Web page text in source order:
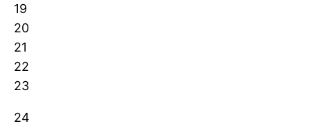
19
20
21
22
23
24